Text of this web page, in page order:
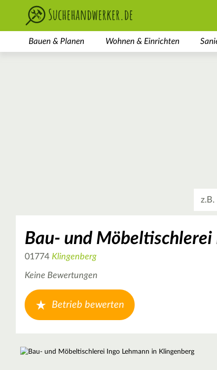
Bauen & Planen Wohnen & Einrichten
Bau- und Möbeltischlerei
01774 Klingenberg
Keine Bewertungen
Betrieb bewerten